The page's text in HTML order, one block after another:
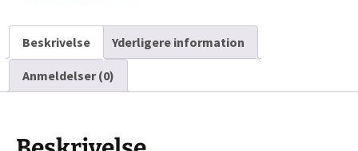
Beskrivelse Yderligere information
Anmeldelser (0)